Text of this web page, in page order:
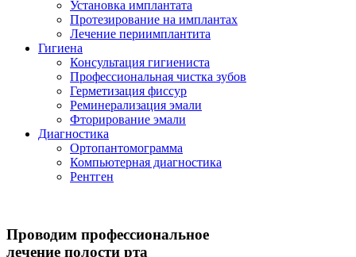
Установка имплантата
Протезирование на имплантах
Лечение периимплантита
Гигиена
Консультация гигиениста
Профессиональная чистка зубов
Герметизация фиссур
Реминерализация эмали
Фторирование эмали
Диагностика
Ортопантомограмма
Компьютерная диагностика
Рентген
Проводим профессиональное
лечение полости рта